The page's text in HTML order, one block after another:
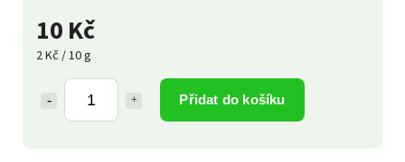
10 Kč
2 Kč / 10 g
Přidat do košíku